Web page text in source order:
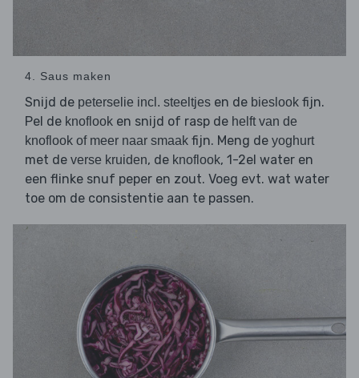
4. Saus maken
Snijd de peterselie incl. steeltjes en de bieslook fijn.
Pel de knoflook en snijd of rasp de helft van de
knoflook of meer naar smaak fijn. Meng de yoghurt
met de verse kruiden, de knoflook, 1-2el water en
een flinke snuf peper en zout. Voeg evt. wat water
toe om de consistentie aan te passen.